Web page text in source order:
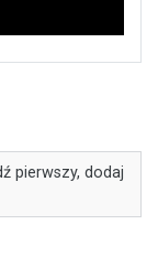
pierwszy, dodaj